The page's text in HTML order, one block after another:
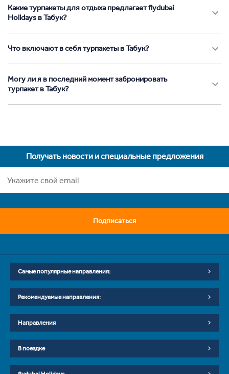
Какие турпакеты для отдыха предлагает flydubai
Holidays в Табук?
Что включают в себя турпакеты в Табук?
Могу ли я в последний момент забронировать
турпакет в Табук?
Получать новости и специальные предложения
Подписаться
Самые популярные направления:
Рекомендуемые направления:
Направления
В поездке